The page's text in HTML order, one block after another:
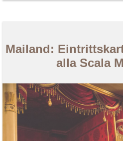
Mailand:
alla Scala